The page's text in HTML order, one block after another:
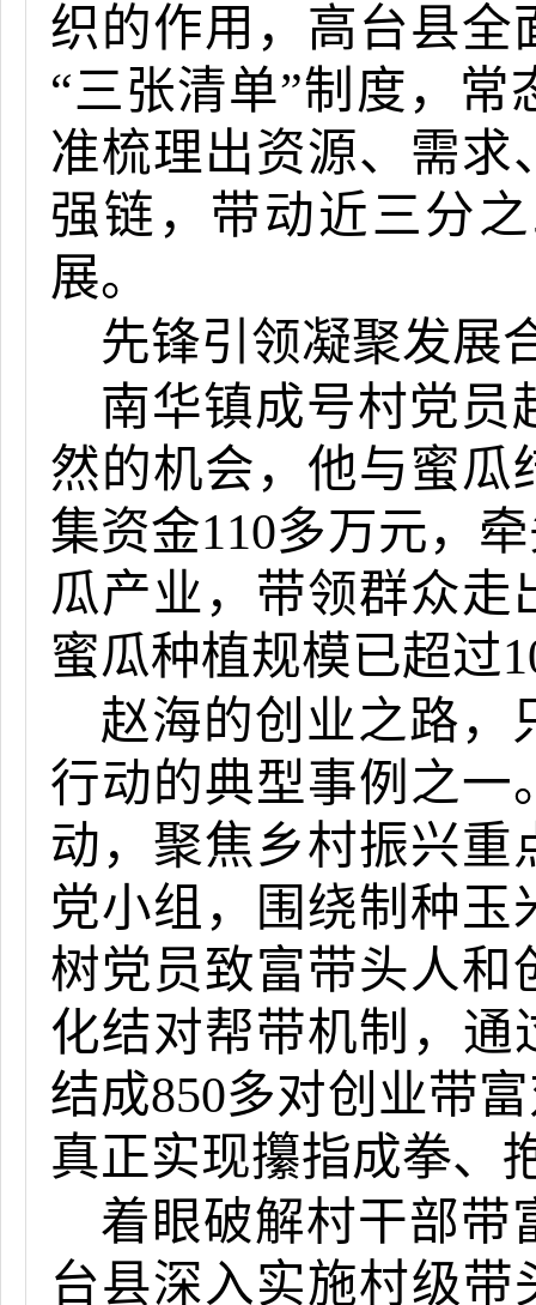
织的作用，高台县全
“三张清单”制度，
准梳理出资源、需求
强链，带动近三分
展。
先锋引领凝聚发展
南华镇成号村党员
然的机会，他与蜜瓜
集资金110多万元，
瓜产业，带领群众
蜜瓜种植规模已超过
赵海的创业之路，
行动的典型事例之一
动，聚焦乡村振兴重
党小组，围绕制种
树党员致富带头人和
化结对帮带机制，通
结成850多对创业带
真正实现攥指成拳、
着眼破解村干部带
台县深入实施村级带